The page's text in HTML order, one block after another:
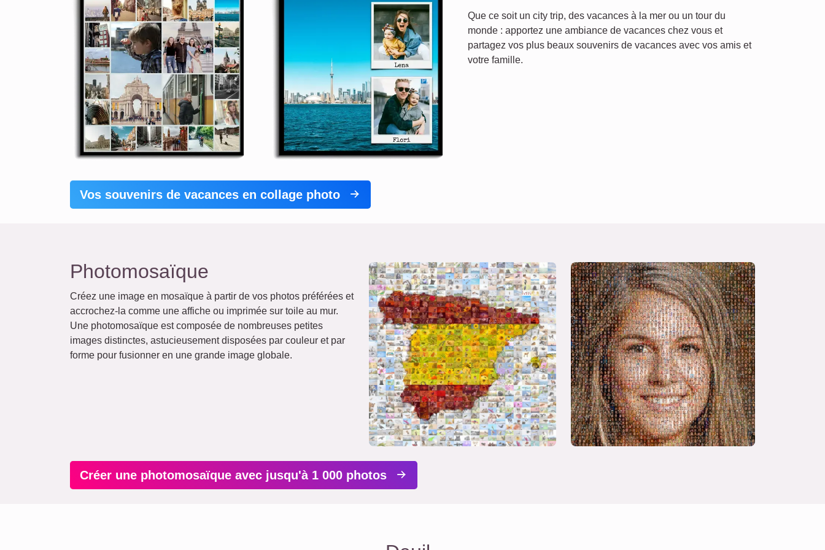
Que ce soit un city trip, des vacances à la mer ou un tour du
monde : apportez une ambiance de vacances chez vous et
partagez vos plus beaux souvenirs de vacances avec vos amis et
votre famille.
Vos souvenirs de vacances en collage photo
Photomosaïque
Créez une image en mosaïque à partir de vos photos préférées et
accrochez-la comme une affiche ou imprimée sur toile au mur.
Une photomosaïque est composée de nombreuses petites
images distinctes, astucieusement disposées par couleur et par
forme pour fusionner en une grande image globale.
Créer une photomosaïque avec jusqu'à 1 000 photos